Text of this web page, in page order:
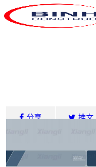
分享 推文